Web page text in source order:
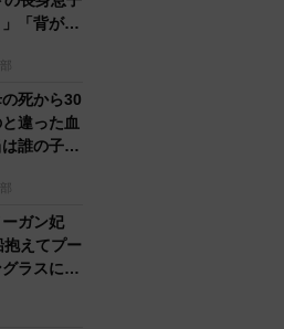
「背が高
死から30
違った血
誰の子
ーガン妃
えてプー
ラスにポ